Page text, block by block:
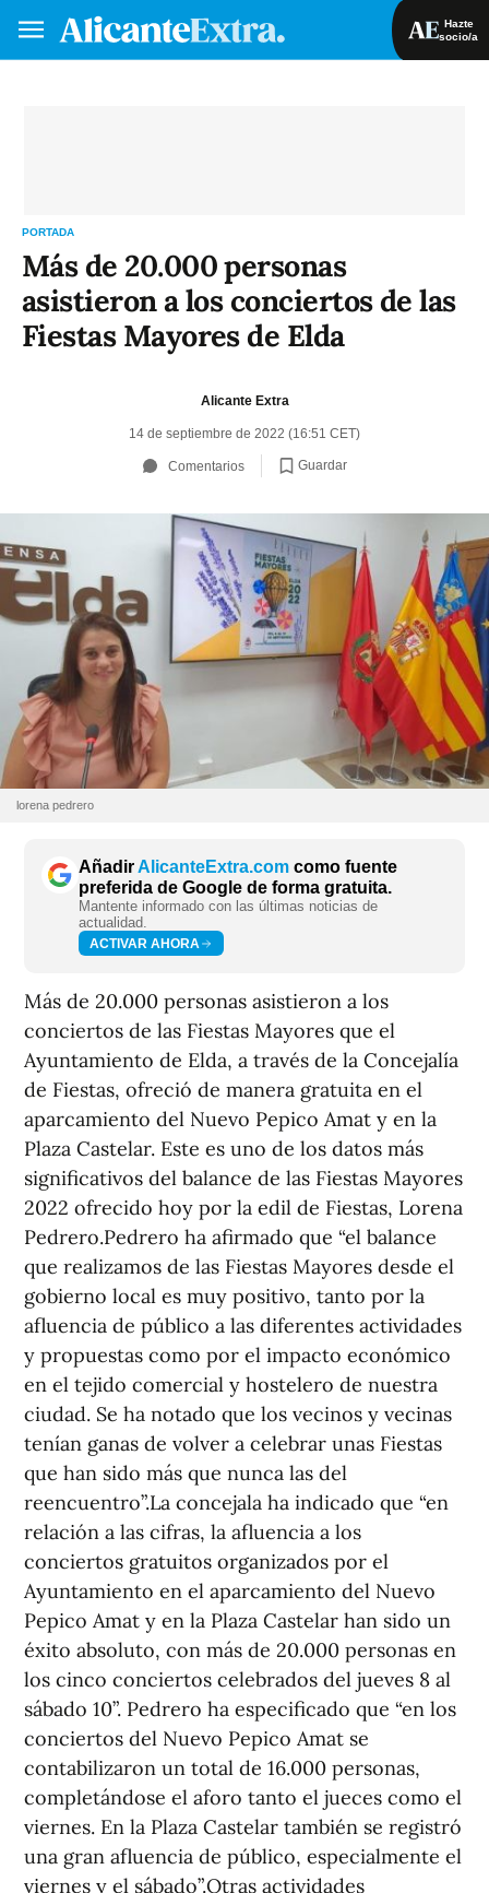
Hazte
socio/a
PORTADA
Más de 20.000 personas
asistieron a los conciertos de las
Fiestas Mayores de Elda
Alicante Extra
14 de septiembre de 2022 (16:51 CET)
Comentarios Guardar
lorena pedrero
AñadirAlicanteExtra.com como fuente
preferida de Google de forma gratuita.
Mantente informado con las últimas noticias de
actualidad.
ACTIVAR AHORA
Más de 20.000 personas asistieron a los
conciertos de las Fiestas Mayores que el
Ayuntamiento de Elda, a través de la Concejalía
de Fiestas, ofreció de manera gratuita en el
aparcamiento del Nuevo Pepico Amat y en la
Plaza Castelar. Este es uno de los datos más
significativos del balance de las Fiestas Mayores
2022 ofrecido hoy por la edil de Fiestas, Lorena
Pedrero.Pedrero ha afirmado que “el balance
que realizamos de las Fiestas Mayores desde el
gobierno local es muy positivo, tanto por la
afluencia de público a las diferentes actividades
y propuestas como por el impacto económico
en el tejido comercial y hostelero de nuestra
ciudad. Se ha notado que los vecinos y vecinas
tenían ganas de volver a celebrar unas Fiestas
que han sido más que nunca las del
reencuentro”.La concejala ha indicado que “en
relación a las cifras, la afluencia a los
conciertos gratuitos organizados por el
Ayuntamiento en el aparcamiento del Nuevo
Pepico Amat y en la Plaza Castelar han sido un
éxito absoluto, con más de 20.000 personas en
los cinco conciertos celebrados del jueves 8 al
sábado 10”. Pedrero ha especificado que “en los
conciertos del Nuevo Pepico Amat se
contabilizaron un total de 16.000 personas,
completándose el aforo tanto el jueces como el
viernes. En la Plaza Castelar también se registró
una gran afluencia de público, especialmente el
viernes y el sábado”.Otras actividades